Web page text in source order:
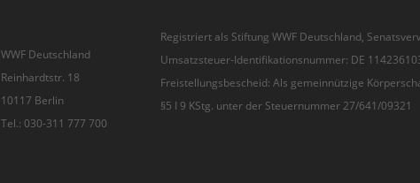
WWF Deutschland
Reinhardtstr. 18
10117 Berlin
Tel.: 030-311 777 700
Registriert als Stiftung WWF Deutschland,
Umsatzsteuer-Identifikationsnummer: DE
Freistellungsbescheid: Als gemeinnützige
§5 I 9 KStg. unter der Steuernummer 27/641/09321